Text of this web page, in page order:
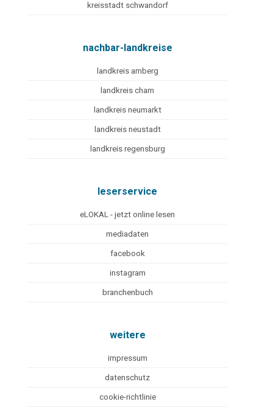
kreisstadt schwandorf
nachbar-landkreise
landkreis amberg
landkreis cham
landkreis neumarkt
landkreis neustadt
landkreis regensburg
leserservice
eLOKAL - jetzt online lesen
mediadaten
facebook
instagram
branchenbuch
weitere
impressum
datenschutz
cookie-richtlinie